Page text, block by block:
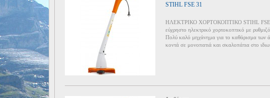
STIHL FSE 31
ΗΛΕΚΤΡΙΚΟ ΧΟΡΤΟΚΟΠΤΙΚΟ STIHL
εύχρηστο ηλεκτρικό χορτοκοπτικό με
Πολύ καλό μηχάνημα για το καθάρισμα των
κοντά σε μονοπατιά και σκαλοπάτια στο